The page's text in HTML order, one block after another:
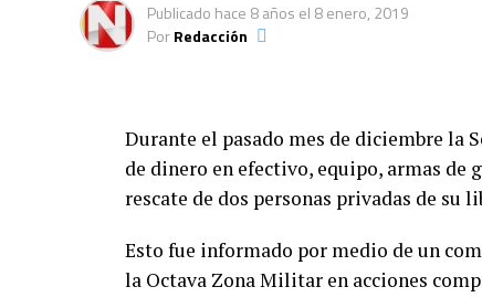
Publicado hace 8 años el 8 enero, 2019
PorRedacción
Durante el pasado mes de diciembre la
de dinero en efectivo, equipo, armas de
rescate de dos personas privadas de su
Esto fue informado por medio de un
la Octava Zona Militar en acciones